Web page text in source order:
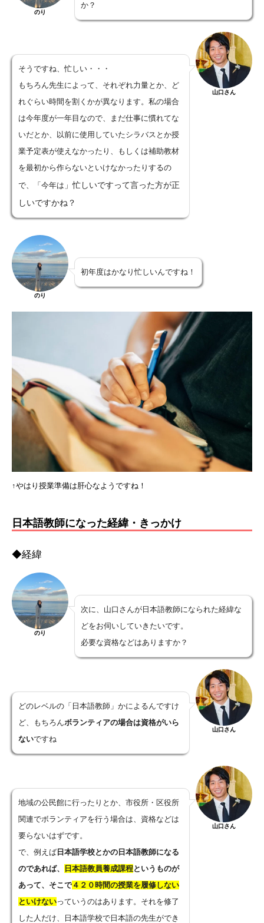
のり
か？
そうですね、忙しい・・・
もちろん先生によって、それぞれ力量とか、ど
れぐらい時間を割くかが異なります。私の場合
は今年度が一年目なので、まだ仕事に慣れてな
いだとか、以前に使用していたシラバスとか授
業予定表が使えなかったり、もしくは補助教材
を最初から作らないといけなかったりするの
で、「今年は 」忙しいですって言った方が正
しいですかね？
山口さん
のり
初年度はかなり忙しいんですね！
↑やはり授業準備は肝心なようですね！
日本語教師になった経緯・きっかけ
◆経緯
のり
次に、山口さんが日本語教師になられた経緯な
どをお伺いしていきたいです。
必要な資格などはありますか？
どのレベルの「日本語教師」かによるんですけ
ど、もちろんボランティアの場合は資格がいら
ないですね
山口さん
地域の公民館に行ったりとか、市役所・区役所
関連でボランティアを行う場合は、資格などは
要らないはずです。
で、例えば日本語学校とかの日本語教師になる
のであれば、
日本語教員養成課程というものが
あって、そこで ４２０時間の授業を履修しない
といけないっていうのはあります。それを修了
した人だけ、日本語学校で日本語の先生ができ
山口さん